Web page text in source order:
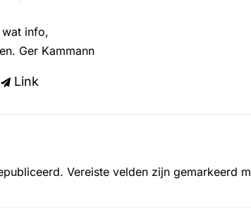
info,
Ger Kammann
Link
Vereiste velden zijn gemarkeerd